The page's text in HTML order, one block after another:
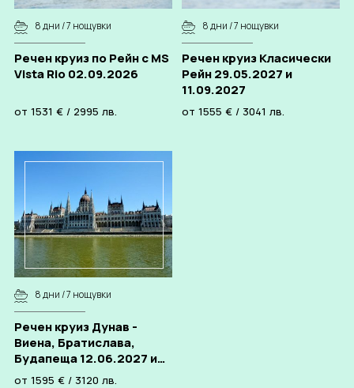
8 дни / 7 нощувки
Речен круиз по Рейн с MS
Vista Rio 02.09.2026
от 1531 € / 2995 лв.
8 дни / 7 нощувки
Речен круиз Класически
Рейн 29.05.2027 и
11.09.2027
от 1555 € / 3041 лв.
8 дни / 7 нощувки
Речен круиз Дунав -
Виена, Братислава,
Будапеща 12.06.2027 и
04.09.2027
от 1595 € / 3120 лв.